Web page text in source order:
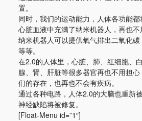
置。
同时，我们的运动能力，人体各功能
心脏血液中充满了纳米机器人，再也
纳米机器人可以提供氧气排出二氧化
等等。
在2.0的人体里，心脏、肺、红细胞、
腺、肾、肝脏等很多器官再也不用担
们的存在，也再也不会有疾病。
通过各种电路，人体2.0的大脑也重新
神经缺陷将被修复。
[Float-Menu id=”1″]